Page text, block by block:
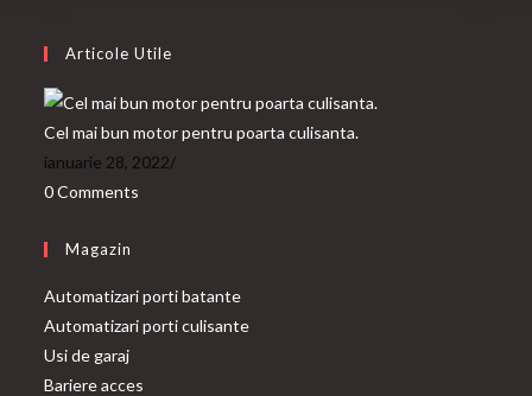
Articole Utile
Cel mai bun motor pentru poarta culisanta.
ianuarie 28, 2022/
0 Comments
Magazin
Automatizari porti batante
Automatizari porti culisante
Usi de garaj
Bariere acces